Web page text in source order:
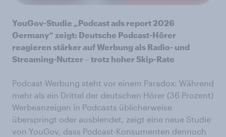
YouGov-Studie „Podcast ads report 2026
Germany“ zeigt: Deutsche Podcast-Hörer
reagieren stärker auf Werbung als Radio- und
Streaming-Nutzer – trotz hoher Skip-Rate
Podcast-Werbung steht vor einem Paradox: Während
mehr als ein Drittel der deutschen Hörer (36 Prozent)
Werbeanzeigen in Podcasts üblicherweise
überspringt oder ausblendet, zeigt eine neue Studie
von YouGov, dass Podcast-Konsumenten dennoch